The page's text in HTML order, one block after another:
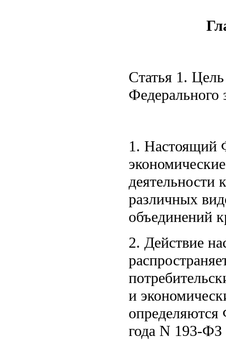
Статья 1.
Федерального
1. Настоящий
деятельности
различных
объединений
2. Действие
и
года N 193-ФЗ